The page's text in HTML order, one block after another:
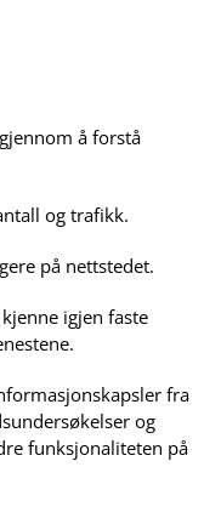
å forstå
og trafikk.
på nettstedet.
igjen faste
fra
og
funksjonaliteten på